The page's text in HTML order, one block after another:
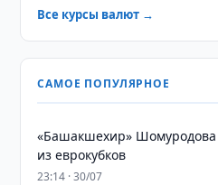
Все курсы валют →
САМОЕ ПОПУЛЯРНОЕ
«Башакшехир»
из еврокубков
23:14 · 30/07